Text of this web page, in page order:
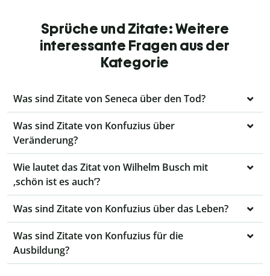
Sprüche und Zitate: Weitere
interessante Fragen aus der
Kategorie
Was sind Zitate von Seneca über den Tod?
Was sind Zitate von Konfuzius über
Veränderung?
Wie lautet das Zitat von Wilhelm Busch mit
‚schön ist es auch‘?
Was sind Zitate von Konfuzius über das Leben?
Was sind Zitate von Konfuzius für die
Ausbildung?